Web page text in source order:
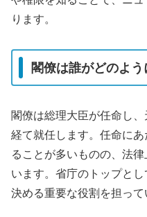
ります。
閣僚は誰がどのよ
閣僚は総理大臣が任命し
経て就任します。任命に
ることが多いものの、法
います。省庁のトップと
決める重要な役割を担って